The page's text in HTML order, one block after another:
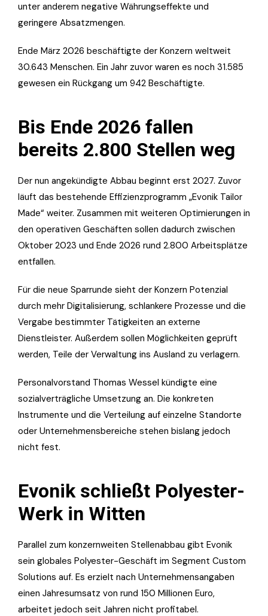
unter anderem negative Währungseffekte und
geringere Absatzmengen.
Ende März 2026 beschäftigte der Konzern weltweit
30.643 Menschen. Ein Jahr zuvor waren es noch 31.585
gewesen ein Rückgang um 942 Beschäftigte.
Bis Ende 2026 fallen
bereits 2.800 Stellen weg
Der nun angekündigte Abbau beginnt erst 2027. Zuvor
läuft das bestehende Effizienzprogramm „Evonik Tailor
Made“ weiter. Zusammen mit weiteren Optimierungen in
den operativen Geschäften sollen dadurch zwischen
Oktober 2023 und Ende 2026 rund 2.800 Arbeitsplätze
entfallen.
Für die neue Sparrunde sieht der Konzern Potenzial
durch mehr Digitalisierung, schlankere Prozesse und die
Vergabe bestimmter Tätigkeiten an externe
Dienstleister. Außerdem sollen Möglichkeiten geprüft
werden, Teile der Verwaltung ins Ausland zu verlagern.
Personalvorstand Thomas Wessel kündigte eine
sozialverträgliche Umsetzung an. Die konkreten
Instrumente und die Verteilung auf einzelne Standorte
oder Unternehmensbereiche stehen bislang jedoch
nicht fest.
Evonik schließt Polyester-
Werk in Witten
Parallel zum konzernweiten Stellenabbau gibt Evonik
sein globales Polyester-Geschäft im Segment Custom
Solutions auf. Es erzielt nach Unternehmensangaben
einen Jahresumsatz von rund 150 Millionen Euro,
arbeitet jedoch seit Jahren nicht profitabel.